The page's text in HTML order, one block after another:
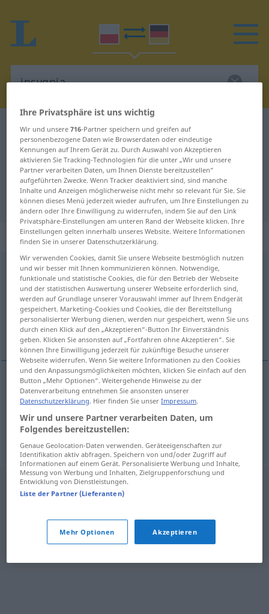
Polnisch-Deutsch Wörterbuch insygnia
Polnisch-Deutsch Übersetzung für
"insygnia"
"insygnia" Deutsch Übersetzung
„insygnia“: liczba mnoga
insygniapl
Übersicht aller Übersetzungen
(Für mehr Details die Übersetzung anklicken/antippen)
königliche Insygnien
Beispiele
insygnia królewskie
königliche Insygnienpl
Ihre Privatsphäre ist uns wichtig
Wir und unsere716-Partner speichern und greifen auf
personenbezogene Daten wie Browserdaten oder eindeutige
Kennungen auf Ihrem Gerät zu. Durch Auswahl von Akzeptieren
aktivieren Sie Tracking-Technologien für die unter „Wir und unsere
Partner verarbeiten Daten, um Ihnen Dienste bereitzustellen“
aufgeführten Zwecke. Wenn Tracker deaktiviert sind, sind manche
Inhalte und Anzeigen möglicherweise nicht mehr so relevant für Sie. Sie
können dieses Menü jederzeit wieder aufrufen, um Ihre Einstellungen zu
ändern oder Ihre Einwilligung zu widerrufen, indem Sie auf den Link
Privatsphäre-Einstellungen am unteren Rand der Webseite klicken. Ihre
Einstellungen gelten innerhalb unseres Website. Weitere Informationen
finden Sie in unserer Datenschutzerklärung.
Wir verwenden Cookies, damit Sie unsere Webseite bestmöglich nutzen
und wir besser mit Ihnen kommunizieren können. Notwendige,
funktionale und statistische Cookies, die für den Betrieb der Webseite
und der statistischen Auswertung unserer Webseite erforderlich sind,
werden auf Grundlage unserer Vorauswahl immer auf Ihrem Endgerät
gespeichert. Marketing-Cookies und Cookies, die der Bereitstellung
personalisierter Werbung dienen, werden nur gespeichert, wenn Sie uns
durch einen Klick auf den „Akzeptieren“-Button Ihr Einverständnis
geben. Klicken Sie ansonsten auf „Fortfahren ohne Akzeptieren“. Sie
können Ihre Einwilligung jederzeit für zukünftige Besuche unserer
Webseite widerrufen. Wenn Sie weitere Informationen zu den Cookies
und den Anpassungsmöglichkeiten möchten, klicken Sie einfach auf den
Button „Mehr Optionen“. Weitergehende Hinweise zu der
Datenverarbeitung entnehmen Sie ansonsten unserer
Datenschutzerklärung. Hier finden Sie unserImpressum.
Wir und unsere Partner verarbeiten Daten, um
Folgendes bereitzustellen:
Genaue Geolocation-Daten verwenden. Geräteeigenschaften zur
Identifikation aktiv abfragen. Speichern von und/oder Zugriff auf
Informationen auf einem Gerät. Personalisierte Werbung und Inhalte,
Messung von Werbung und Inhalten, Zielgruppenforschung und
Entwicklung von Dienstleistungen.
Liste der Partner (Lieferanten)
Mehr Optionen Akzeptieren